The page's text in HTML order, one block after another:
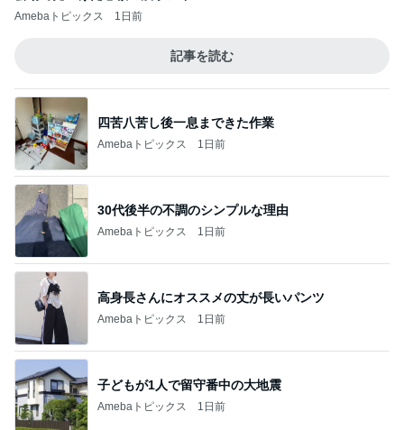
Amebaトピックス 1日前
記事を読む
四苦八苦し後一息まできた作業
Amebaトピックス 1日前
30代後半の不調のシンプルな理由
Amebaトピックス 1日前
高身長さんにオススメの丈が長いパンツ
Amebaトピックス 1日前
子どもが1人で留守番中の大地震
Amebaトピックス 1日前